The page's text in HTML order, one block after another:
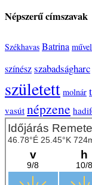
Népszerű címszavak
Székhavas Batrina
színészszabadságharc
született molnár
vasút népzene